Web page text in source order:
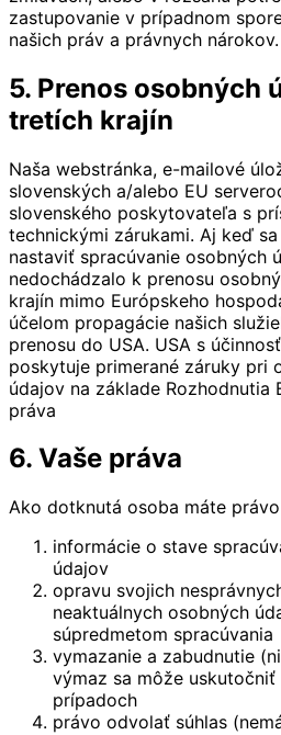
zastupovanie v prípadnom
našich práv a právnych nárokov.
5. Prenos osobných
tretích krajín
Naša webstránka, e-mailové
slovenských a/alebo EU
slovenského poskytovateľa s
technickými zárukami. Aj keď
nastaviť spracúvanie osobných
nedochádzalo k prenosu
krajín mimo Európskeho
účelom propagácie našich
prenosu do USA. USA s
poskytuje primerané záruky pri
údajov na základe Rozhodnutia
práva
6. Vaše práva
Ako dotknutá osoba máte
informácie o stave
údajov
opravu svojich
neaktuálnych osobných
súpredmetom spracúvania
vymazanie a zabudnutie
výmaz sa môže
prípadoch
právo odvolať súhlas